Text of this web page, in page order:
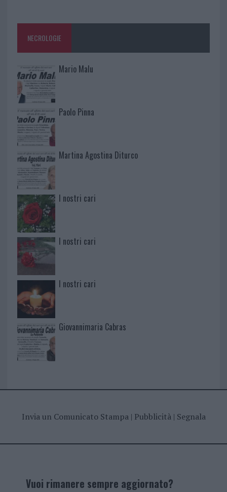
NECROLOGIE
Mario Malu
Paolo Pinna
Martina Agostina Diturco
I nostri cari
I nostri cari
I nostri cari
Giovannimaria Cabras
Invia un Comunicato Stampa| Pubblicità| Segnala
Vuoi rimanere sempre aggiornato?